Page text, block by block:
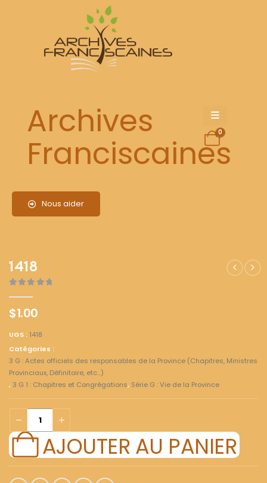
Archives
Franciscaines
Nous aider
0
1418
$1.00
UGS : 1418
Catégories :
3 G : Actes officiels des responsables de la Province (Chapitres, Ministres
Provinciaux, Définitoire, etc...)
, 3 G 1 : Chapitres et Congrégations, Série G : Vie de la Province
AJOUTER AU PANIER